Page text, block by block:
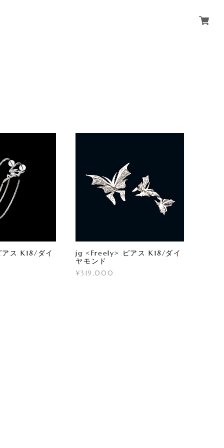
ス K18/ダイ
jg <Freely> ピアス K18/ダイ
ヤモンド
¥319,000